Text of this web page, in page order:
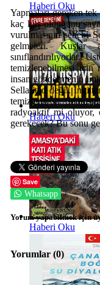
Haberi Oku
Haberi Oku
Haberi Oku
Yapmaları gereken
kaç kuş olduğunu
vurulmasının sebebi
gelmeleri. Kuşlar
sınıflandırılıyorlar.
temizlenebilmesi için
insan göndermenin
Sellafield değil.
temizleniyor.
radyoaktif mi oluyor,
gerekecek? Bu sonu
Save
Whatsapp
Yorum yapabilmek için
Yorumlar (0)